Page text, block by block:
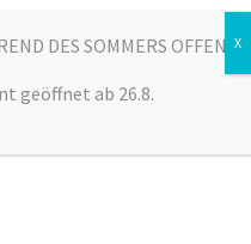
Menü
DES SOMMERS OFFEN
geöffnet ab 26.8.